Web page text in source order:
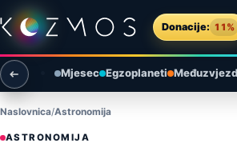
Preskoči na sadržaj
Donacije: 11%
Otvori izbornik
Otvori pretragu
Mjesec Egzoplaneti
Naslovnica Astronomija
ASTRONOMIJA